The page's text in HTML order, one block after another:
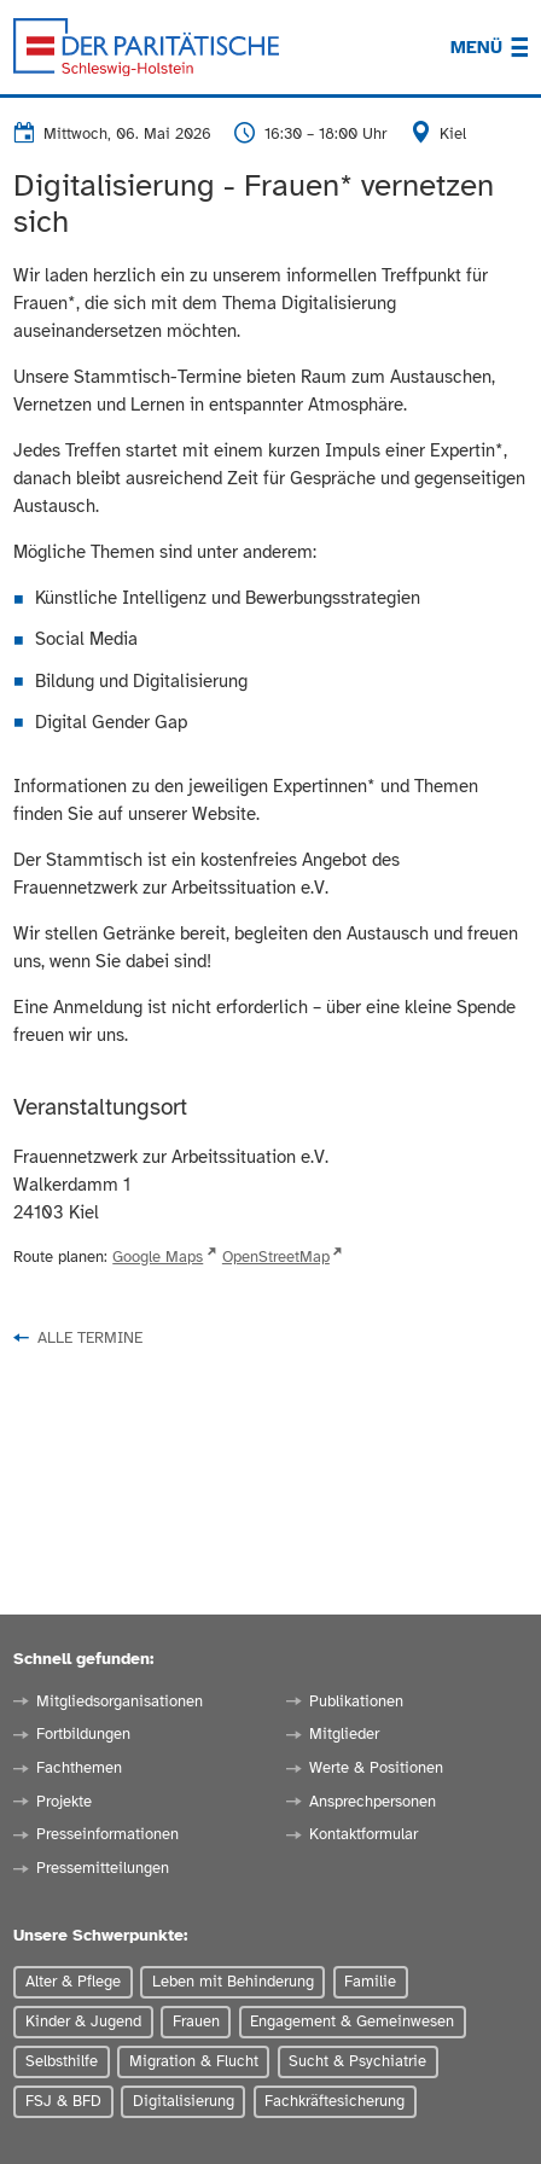
MENÜ
Mittwoch, 06. Mai 2026 16:30 – 18:00 Uhr Kiel
Digitalisierung - Frauen* vernetzen
sich
Wir laden herzlich ein zu unserem informellen Treffpunkt für
Frauen*, die sich mit dem Thema Digitalisierung
auseinandersetzen möchten.
Unsere Stammtisch-Termine bieten Raum zum Austauschen,
Vernetzen und Lernen in entspannter Atmosphäre.
Jedes Treffen startet mit einem kurzen Impuls einer Expertin*,
danach bleibt ausreichend Zeit für Gespräche und gegenseitigen
Austausch.
Mögliche Themen sind unter anderem:
Künstliche Intelligenz und Bewerbungsstrategien
Social Media
Bildung und Digitalisierung
Digital Gender Gap
Informationen zu den jeweiligen Expertinnen* und Themen
finden Sie auf unserer Website.
Der Stammtisch ist ein kostenfreies Angebot des
Frauennetzwerk zur Arbeitssituation e.V.
Wir stellen Getränke bereit, begleiten den Austausch und freuen
uns, wenn Sie dabei sind!
Eine Anmeldung ist nicht erforderlich – über eine kleine Spende
freuen wir uns.
Veranstaltungsort
Frauennetzwerk zur Arbeitssituation e.V.
Walkerdamm 1
24103 Kiel
Route planen: Google Maps OpenStreetMap
ALLE TERMINE
Schnell gefunden:
Mitgliedsorganisationen
Fortbildungen
Fachthemen
Projekte
Presseinformationen
Pressemitteilungen
Publikationen
Mitglieder
Werte & Positionen
Ansprechpersonen
Kontaktformular
Unsere Schwerpunkte:
Alter & Pflege Leben mit Behinderung Familie
Kinder & Jugend Frauen Engagement & Gemeinwesen
Selbsthilfe Migration & Flucht Sucht & Psychiatrie
FSJ & BFD Digitalisierung Fachkräftesicherung